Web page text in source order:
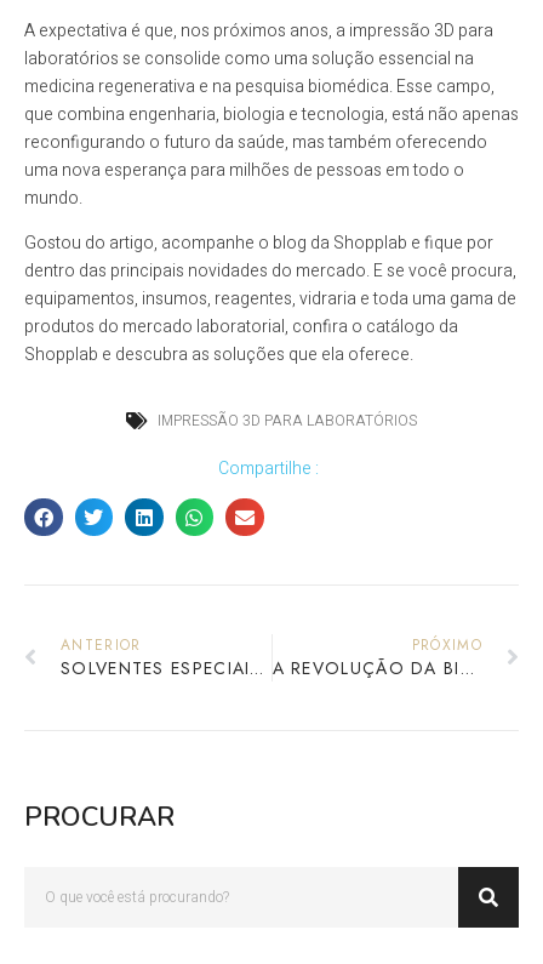
A expectativa é que, nos próximos anos, a impressão 3D para
laboratórios se consolide como uma solução essencial na
medicina regenerativa e na pesquisa biomédica. Esse campo,
que combina engenharia, biologia e tecnologia, está não apenas
reconfigurando o futuro da saúde, mas também oferecendo
uma nova esperança para milhões de pessoas em todo o
mundo.
Gostou do artigo, acompanhe o blog da Shopplab e fique por
dentro das principais novidades do mercado. E se você procura,
equipamentos, insumos, reagentes, vidraria e toda uma gama de
produtos do mercado laboratorial, confira o catálogo da
Shopplab e descubra as soluções que ela oferece.
IMPRESSÃO 3D PARA LABORATÓRIOS
Compartilhe :
ANTERIOR
SOLVENTES ESPECIAIS NA CROMATOGRAFIA: ESSENCIAIS PARA ANÁLISE AVANÇADA
PRÓXIMO
A REVOLUÇÃO DA BIOTECNOLOGIA NO BRASIL: UM PANORAMA PROMISSOR
PROCURAR